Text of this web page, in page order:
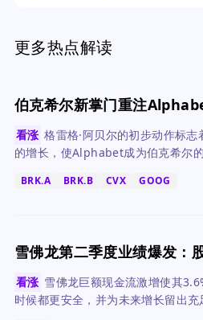
更多热点解读
伯克希尔新掌门重注
看涨 格雷格·阿贝尔的初步动作标
的增长，使Alphabet成为伯克希尔的
BRK.A BRK.B CVX GOOG
雪佛龙第二季度业绩爆发：
看涨 雪佛龙巨额现金流激增使其
时候都更安全，并为未来增长留出充